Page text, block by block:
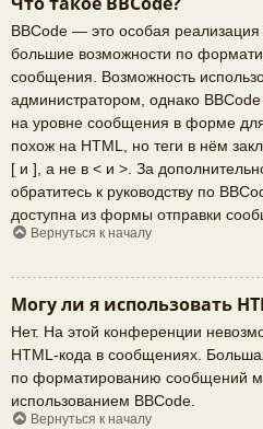
BBCode — это особая
большие возможности по
сообщения. Возможность
администратором, однако
на уровне сообщения в форме
похож на HTML, но теги в нём
[ и ], а не в < и >. За
обратитесь к руководству по
доступна из формы отправки
Вернуться к началу
Могу ли я использовать
Нет. На этой конференции
HTML-кода в сообщениях.
по форматированию сообщений
использованием BBCode.
Вернуться к началу